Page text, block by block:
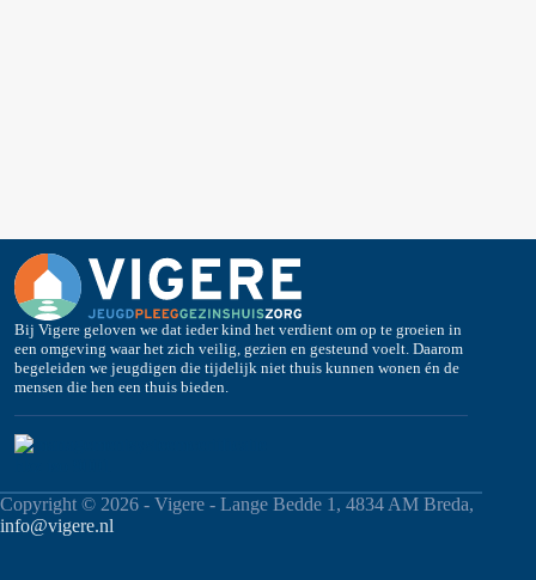
Bij Vigere geloven we dat ieder kind het verdient om op te groeien in
een omgeving waar het zich veilig, gezien en gesteund voelt. Daarom
begeleiden we jeugdigen die tijdelijk niet thuis kunnen wonen én de
mensen die hen een thuis bieden.
Copyright © 2026 - Vigere - Lange Bedde 1, 4834 AM Breda,
info@vigere.nl